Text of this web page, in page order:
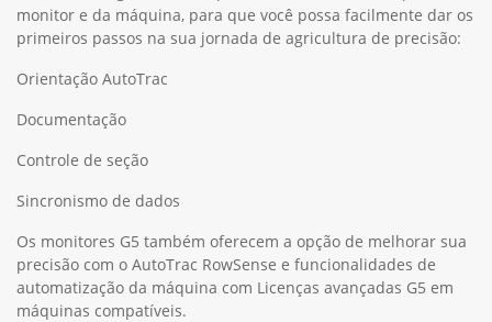
monitor e da máquina, para que você possa facilmente dar os
primeiros passos na sua jornada de agricultura de precisão:
Orientação AutoTrac
Documentação
Controle de seção
Sincronismo de dados
Os monitores G5 também oferecem a opção de melhorar sua
precisão com o AutoTrac RowSense e funcionalidades de
automatização da máquina com Licenças avançadas G5 em
máquinas compatíveis.